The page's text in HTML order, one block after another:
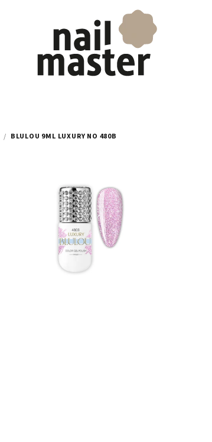
/ BLULOU 9ML LUXURY NO 480B